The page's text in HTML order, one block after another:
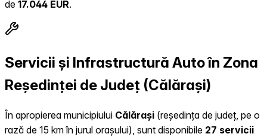
de 17.044 EUR.
Servicii și Infrastructură Auto în Zona
Reședinței de Județ (Călărași)
În apropierea municipiului Călărași (reședința de județ, pe o
rază de 15 km în jurul orașului), sunt disponibile 27 servicii